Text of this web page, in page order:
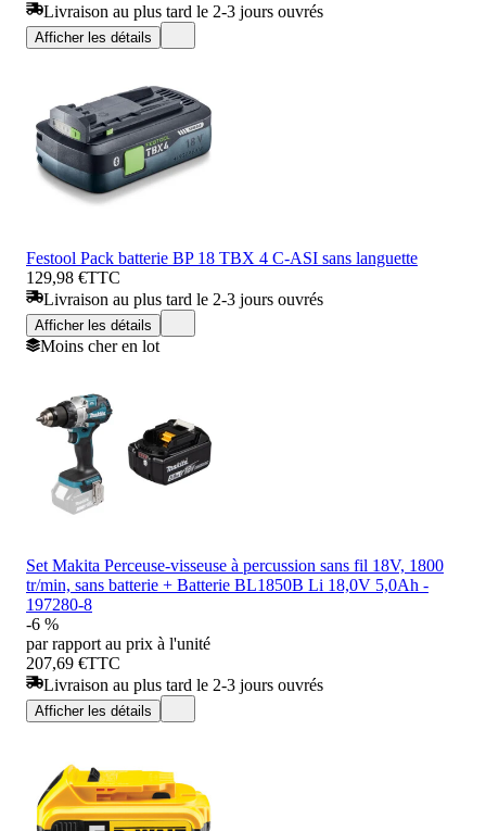
Livraison au plus tard le 2-3 jours ouvrés
Afficher les détails
Festool Pack batterie BP 18 TBX 4 C-ASI sans languette
129,98 €TTC
Livraison au plus tard le 2-3 jours ouvrés
Afficher les détails
Moins cher en lot
Set Makita Perceuse-visseuse à percussion sans fil 18V, 1800
tr/min, sans batterie + Batterie BL1850B Li 18,0V 5,0Ah -
197280-8
-6 %
par rapport au prix à l'unité
207,69 €TTC
Livraison au plus tard le 2-3 jours ouvrés
Afficher les détails